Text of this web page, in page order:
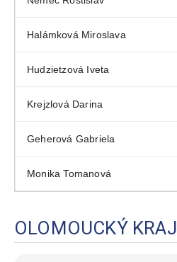
Halámková Miroslava
Hudzietzová Iveta
Krejzlová Darina
Geherová Gabriela
Monika Tomanová
OLOMOUCKÝ KRAJ